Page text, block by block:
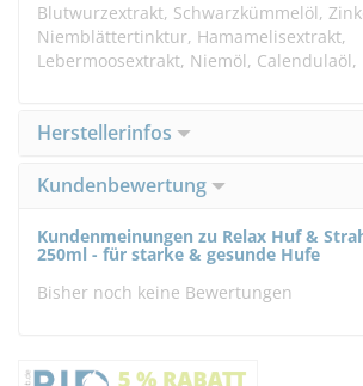
Blutwurzextrakt, Schwarzkümmelöl,
Niemblättertinktur, Hamamelisextrakt,
Lebermoosextrakt, Niemöl, Calendulaöl,
Herstellerinfos
Kundenbewertung
Kundenmeinungen zu Relax Huf &
250ml - für starke & gesunde Hufe
Bisher noch keine Bewertungen